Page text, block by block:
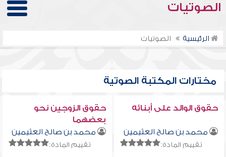
الصوتيات
الرئيسية الصوتيات
مختارات المكتبة الصوتية
حقوق الوالد على أبنائه
محمد بن صالح العثيمين
تقييم المادة:
حقوق الزوجين نحو
بعضهما
محمد بن صالح العثيمين
تقييم المادة: